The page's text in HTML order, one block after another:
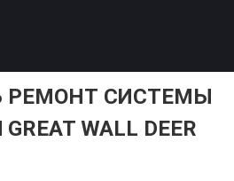
РЕМОНТ СИСТЕМЫ
WALL DEER